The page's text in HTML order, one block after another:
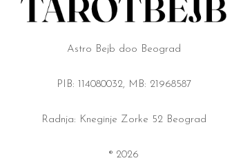
Astro Bejb doo Beograd
PIB: 114080032, MB: 21968587
Radnja: Kneginje Zorke 52 Beograd
® 2026